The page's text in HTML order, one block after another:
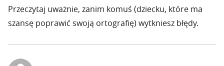
Przeczytaj uważnie, zanim komuś (dziecku, które ma
szansę poprawić swoją ortografię) wytkniesz błędy.